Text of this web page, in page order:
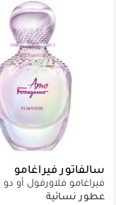
سالفاتور فيراغامو
فيراغامو فلاورفول أو دو تواليت
عطور نسائية